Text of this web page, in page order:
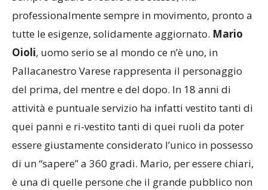
professionalmente sempre in movimento, pronto a
tutte le esigenze, solidamente aggiornato. Mario
Oioli, uomo serio se al mondo ce n’è uno, in
Pallacanestro Varese rappresenta il personaggio
del prima, del mentre e del dopo. In 18 anni di
attività e puntuale servizio ha infatti vestito tanti di
quei panni e ri-vestito tanti di quei ruoli da poter
essere giustamente considerato l’unico in possesso
di un “sapere” a 360 gradi. Mario, per essere chiari,
è una di quelle persone che il grande pubblico non